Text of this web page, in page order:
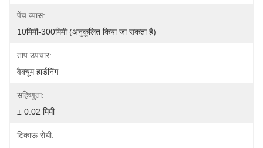
पेंच व्यास:
10मिमी-300मिमी (अनुकूलित किया जा सकता है)
ताप उपचार:
वैक्यूम हार्डनिंग
सहिष्णुता:
± 0.02 मिमी
टिकाऊ रोधी: